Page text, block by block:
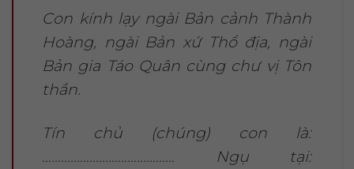
Con kính lạy ngài Bản cảnh Thành
Hoàng, ngài Bản xứ Thổ địa, ngài
Bản gia Táo Quân cùng chư vị Tôn
thần.
Tín chủ (chúng) con là:
…………………………………… Ngụ tại: